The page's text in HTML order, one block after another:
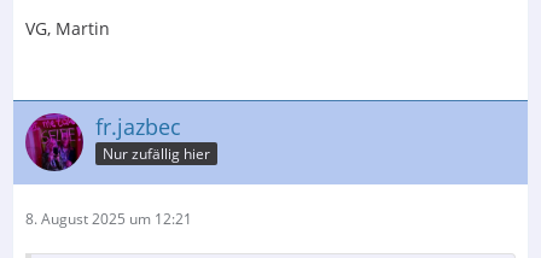
VG, Martin
fr.jazbec
Nur zufällig hier
8. August 2025 um 12:21